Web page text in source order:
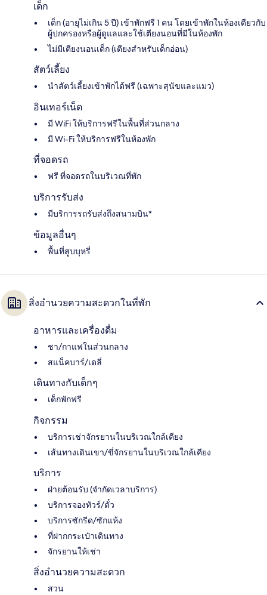
เด็ก
เด็ก (อายุไม่เกิน 5 ปี) เข้าพักฟรี 1 คน โดยเข้าพักในห้องเดียวกับ
ผู้ปกครองหรือผู้ดูแลและใช้เตียงนอนที่มีในห้องพัก
ไม่มีเตียงนอนเด็ก (เตียงสำหรับเด็กอ่อน)
สัตว์เลี้ยง
นำสัตว์เลี้ยงเข้าพักได้ฟรี (เฉพาะสุนัขและแมว)
อินเทอร์เน็ต
มี WiFi ให้บริการฟรีในพื้นที่ส่วนกลาง
มี Wi-Fi ให้บริการฟรีในห้องพัก
ที่จอดรถ
ฟรี ที่จอดรถในบริเวณที่พัก
บริการรับส่ง
มีบริการรถรับส่งถึงสนามบิน*
ข้อมูลอื่นๆ
พื้นที่สูบบุหรี่
สิ่งอำนวยความสะดวกในที่พัก
อาหารและเครื่องดื่ม
ชา/กาแฟในส่วนกลาง
สแน็คบาร์/เดลี่
เดินทางกับเด็กๆ
เด็กพักฟรี
กิจกรรม
บริการเช่าจักรยานในบริเวณใกล้เคียง
เส้นทางเดินเขา/ขี่จักรยานในบริเวณใกล้เคียง
บริการ
ฝ่ายต้อนรับ (จำกัดเวลาบริการ)
บริการจองทัวร์/ตั๋ว
บริการซักรีด/ซักแห้ง
ที่ฝากกระเป๋าเดินทาง
จักรยานให้เช่า
สิ่งอำนวยความสะดวก
สวน